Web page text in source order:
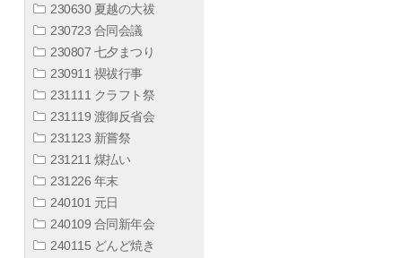
230630 夏越の大祓
230723 合同会議
230807 七夕まつり
230911 禊祓行事
231111 クラフト祭
231119 渡御反省会
231123 新嘗祭
231211 煤払い
231226 年末
240101 元日
240109 合同新年会
240115 どんど焼き